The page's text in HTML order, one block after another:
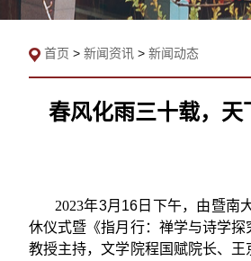
首页 > 新闻资讯 > 新闻动态
春风化雨三十载，
2023年3月 16 日下午，由暨南
休仪式暨《指月行：禅学与诗学
教授主持，文学院程国赋院长、